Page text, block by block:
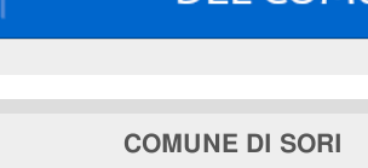
COMUNE DI SORI